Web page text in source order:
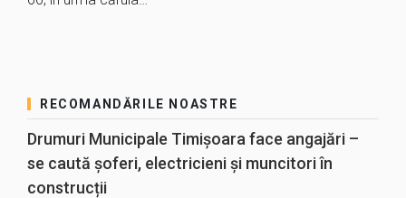
RECOMANDĂRILE NOASTRE
Drumuri Municipale Timișoara face angajări –
se caută șoferi, electricieni și muncitori în
construcții